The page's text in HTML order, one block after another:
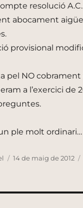
resolució
abocament
provisional
pel NO cobrament
a l’exercici de
ple molt ordinari…
Publicat
14 de maig de 2012